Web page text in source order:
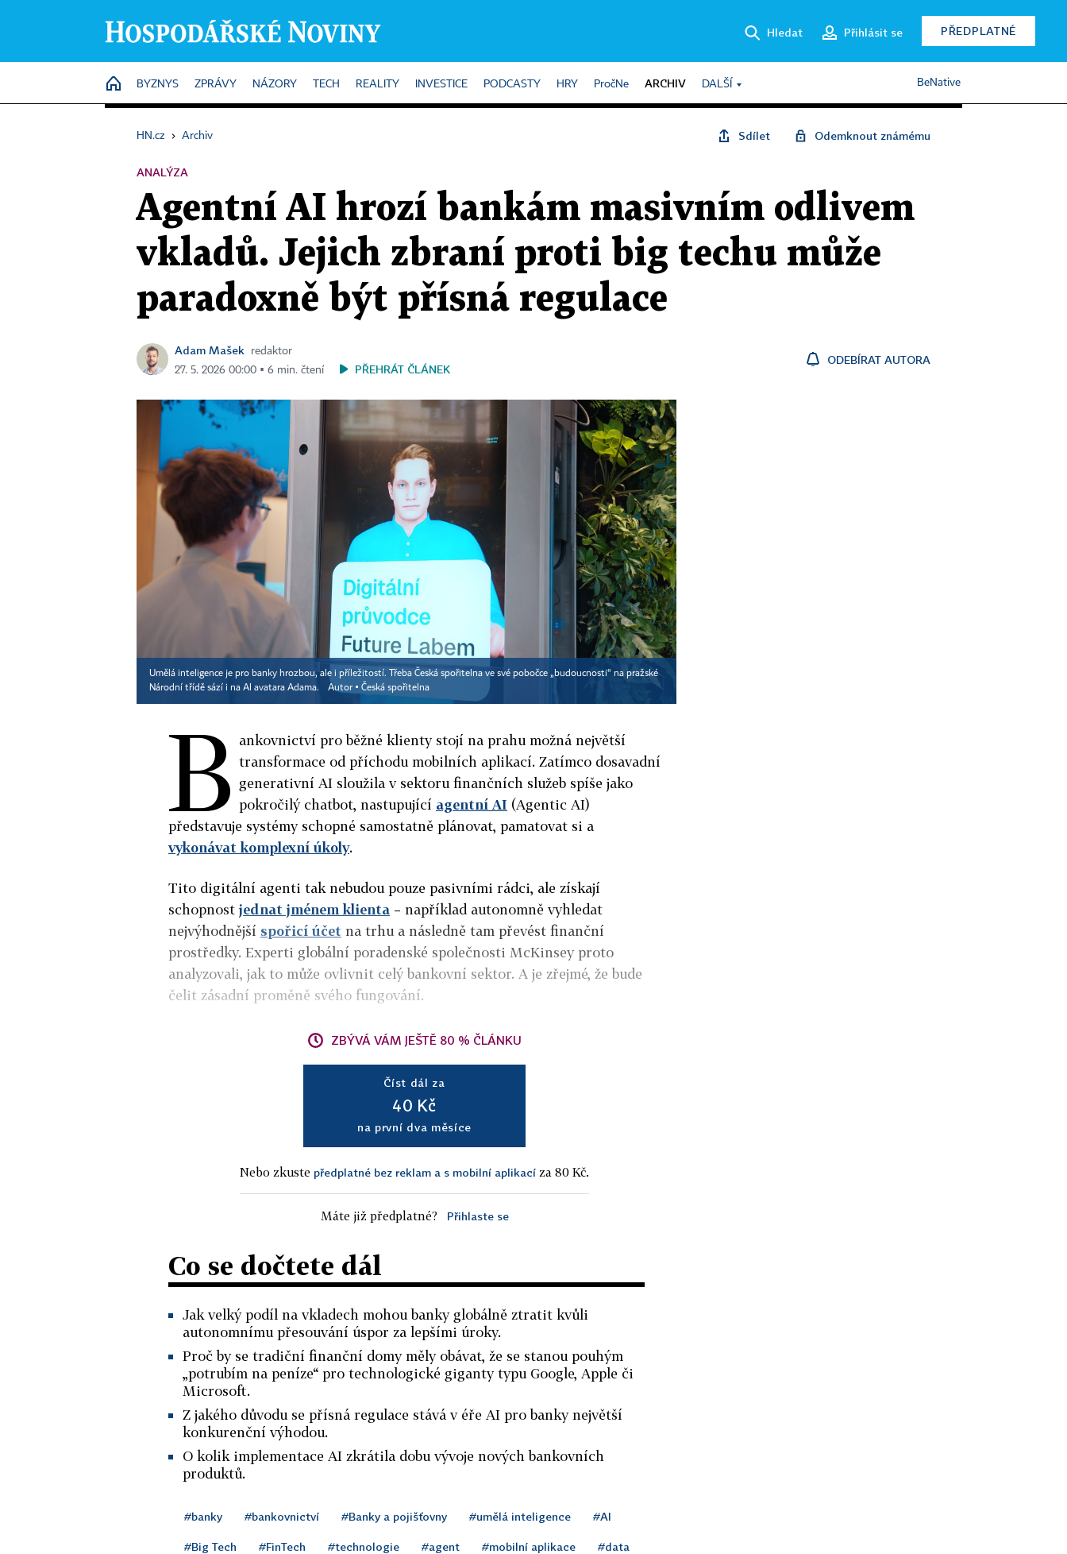
Hledat Přihlásit se PŘEDPLATNÉ
HOME
BYZNYS ZPRÁVY NÁZORY TECH REALITY INVESTICE PODCASTY HRY PročNe ARCHIV DALŠÍ BeNative
HN.cz › Archiv Sdílet Odemknout známému
ANALÝZA
Agentní AI hrozí bankám masivním odlivem
vkladů. Jejich zbraní proti big techu může
paradoxně být přísná regulace
Adam Mašek
redaktor
27. 5. 2026 00:00 ▪ 6 min. čtení
PŘEHRÁT ČLÁNEK
ODEBÍRAT AUTORA
Umělá inteligence je pro banky hrozbou, ale i příležitostí. Třeba Česká spořitelna ve své pobočce „budoucnosti“ na pražské
Národní třídě sází i na AI avatara Adama.
Autor ▪ Česká spořitelna
B ankovnictví pro běžné klienty stojí na prahu možná největší
transformace od příchodu mobilních aplikací. Zatímco dosavadní
generativní AI sloužila v sektoru finančních služeb spíše jako
pokročilý chatbot, nastupující agentní AI (Agentic AI)
představuje systémy schopné samostatně plánovat, pamatovat si a
vykonávat komplexní úkoly.
Tito digitální agenti tak nebudou pouze pasivními rádci, ale získají
schopnostjednat jménem klienta – například autonomně vyhledat
nejvýhodnější spořicí účet na trhu a následně tam převést finanční
prostředky. Experti globální poradenské společnosti McKinsey proto
analyzovali, jak to může ovlivnit celý bankovní sektor. A je zřejmé, že bude
čelit zásadní proměně svého fungování.
ZBÝVÁ VÁM JEŠTĚ 80 % ČLÁNKU
Číst dál za
40 Kč
na první dva měsíce
Nebo zkuste předplatné bez reklam a s mobilní aplikací za 80 Kč.
Máte již předplatné? Přihlaste se
Co se dočtete dál
Jak velký podíl na vkladech mohou banky globálně ztratit kvůli
autonomnímu přesouvání úspor za lepšími úroky.
Proč by se tradiční finanční domy měly obávat, že se stanou pouhým
„potrubím na peníze“ pro technologické giganty typu Google, Apple či
Microsoft.
Z jakého důvodu se přísná regulace stává v éře AI pro banky největší
konkurenční výhodou.
O kolik implementace AI zkrátila dobu vývoje nových bankovních
produktů.
#banky #bankovnictví #Banky a pojišťovny #umělá inteligence #AI
#Big Tech #FinTech #technologie #agent #mobilní aplikace #data